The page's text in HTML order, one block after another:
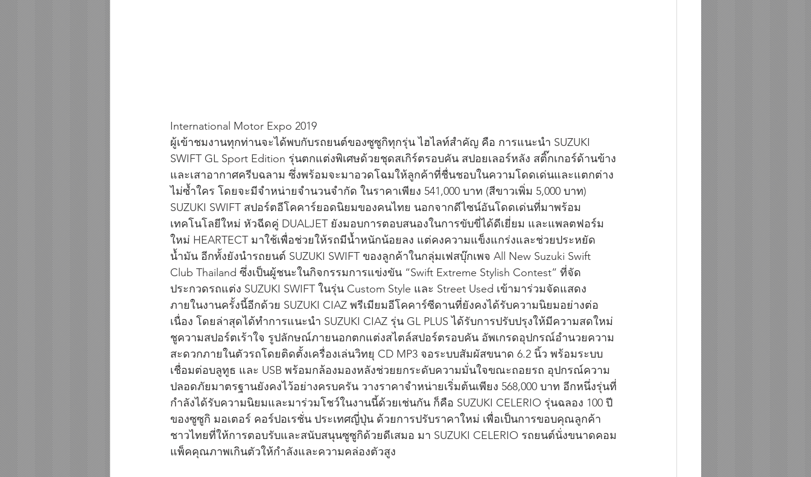
International Motor Expo 2019
ผู้เข้าชมงานทุกท่านจะได้พบกับรถยนต์ของซูซูกิทุกรุ่น ไฮไลท์สำคัญ คือ การแนะนำ SUZUKI
SWIFT GL Sport Edition รุ่นตกแต่งพิเศษด้วยชุดสเกิร์ตรอบคัน สปอยเลอร์หลัง สติ๊กเกอร์ด้านข้าง
และเสาอากาศครีบฉลาม ซึ่งพร้อมจะมาอวดโฉมให้ลูกค้าที่ชื่นชอบในความโดดเด่นและแตกต่าง
ไม่ซ้ำใคร โดยจะมีจำหน่ายจำนวนจำกัด ในราคาเพียง 541,000 บาท (สีขาวเพิ่ม 5,000 บาท)
SUZUKI SWIFT สปอร์ตอีโคคาร์ยอดนิยมของคนไทย นอกจากดีไซน์อันโดดเด่นที่มาพร้อม
เทคโนโลยีใหม่ หัวฉีดคู่ DUALJET ยังมอบการตอบสนองในการขับขี่ได้ดีเยี่ยม และแพลตฟอร์ม
ใหม่ HEARTECT มาใช้เพื่อช่วยให้รถมีน้ำหนักน้อยลง แต่คงความแข็งแกร่งและช่วยประหยัด
น้ำมัน อีกทั้งยังนำรถยนต์ SUZUKI SWIFT ของลูกค้าในกลุ่มเฟสบุ๊กเพจ All New Suzuki Swift
Club Thailand ซึ่งเป็นผู้ชนะในกิจกรรมการแข่งขัน “Swift Extreme Stylish Contest” ที่จัด
ประกวดรถแต่ง SUZUKI SWIFT ในรุ่น Custom Style และ Street Used เข้ามาร่วมจัดแสดง
ภายในงานครั้งนี้อีกด้วย SUZUKI CIAZ พรีเมียมอีโคคาร์ซีดานที่ยังคงได้รับความนิยมอย่างต่อ
เนื่อง โดยล่าสุดได้ทำการแนะนำ SUZUKI CIAZ รุ่น GL PLUS ได้รับการปรับปรุงให้มีความสดใหม่
ชูความสปอร์ตเร้าใจ รูปลักษณ์ภายนอกตกแต่งสไตล์สปอร์ตรอบคัน อัพเกรดอุปกรณ์อำนวยความ
สะดวกภายในตัวรถโดยติดตั้งเครื่องเล่นวิทยุ CD MP3 จอระบบสัมผัสขนาด 6.2 นิ้ว พร้อมระบบ
เชื่อมต่อบลูทูธ และ USB พร้อมกล้องมองหลังช่วยยกระดับความมั่นใจขณะถอยรถ อุปกรณ์ความ
ปลอดภัยมาตรฐานยังคงไว้อย่างครบครัน วางราคาจำหน่ายเริ่มต้นเพียง 568,000 บาท อีกหนึ่งรุ่นที่
กำลังได้รับความนิยมและมาร่วมโชว์ในงานนี้ด้วยเช่นกัน ก็คือ SUZUKI CELERIO รุ่นฉลอง 100 ปี
ของซูซูกิ มอเตอร์ คอร์ปอเรชั่น ประเทศญี่ปุ่น ด้วยการปรับราคาใหม่ เพื่อเป็นการขอบคุณลูกค้า
ชาวไทยที่ให้การตอบรับและสนับสนุนซูซูกิด้วยดีเสมอ มา SUZUKI CELERIO รถยนต์นั่งขนาดคอม
แพ็คคุณภาพเกินตัวให้กำลังและความคล่องตัวสูง